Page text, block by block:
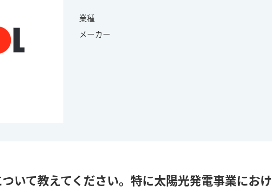
業種
メーカー
いて教えてください。特に太陽光発電事業におけ